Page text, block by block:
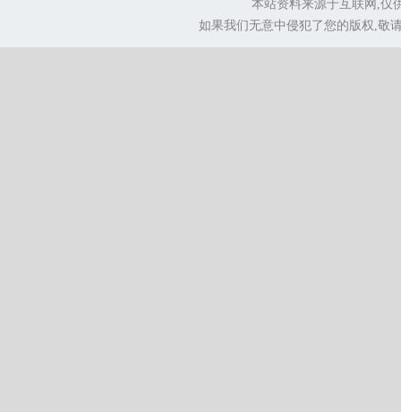
本站资料来源于互联网,仅
如果我们无意中侵犯了您的版权,敬